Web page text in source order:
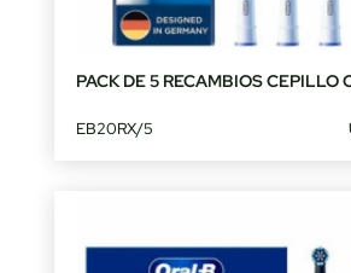
PACK DE 5 RECAMBIOS CEPILLO
EB20RX/5